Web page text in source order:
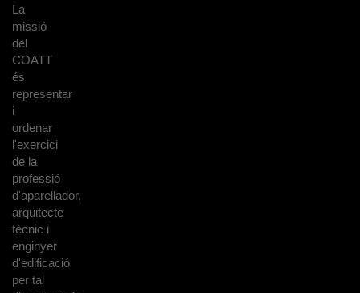
La
missió
del
COATT
és
representar
i
ordenar
l'exercici
de la
professió
d'aparellador,
arquitecte
tècnic i
enginyer
d'edificació
per tal